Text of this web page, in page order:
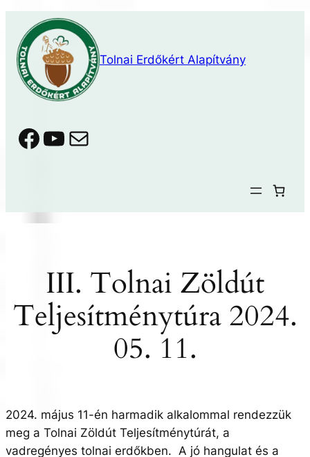
Ugrás
tartalomhoz
Tolnai Erdőkért Alapítvány
Facebook
YouTube
Mail
III. Tolnai Zöldút
Teljesítménytúra 2024.
05. 11.
2024. május 11-én harmadik alkalommal rendezzük
meg a Tolnai Zöldút Teljesítménytúrát, a
vadregényes tolnai erdőkben. A jó hangulat és a